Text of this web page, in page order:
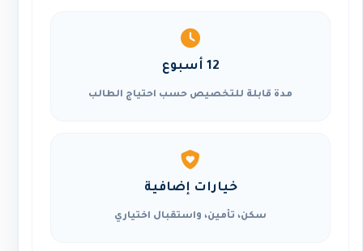
12 أسبوع
مدة قابلة للتخصيص حسب احتياج الطالب
خيارات إضافية
سكن، تأمين، واستقبال اختياري